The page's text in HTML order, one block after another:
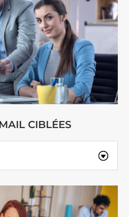
CIBLÉES